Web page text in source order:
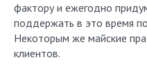
фактору и ежегодно
поддержать в это время
Некоторым же майские
клиентов.